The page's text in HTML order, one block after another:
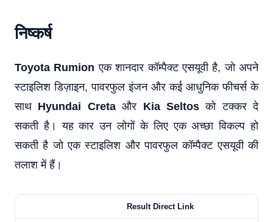
निष्कर्ष
Toyota Rumion एक शानदार कॉम्पैक्ट एसयूवी है, जो अपने
स्टाइलिश डिज़ाइन, पावरफुल इंजन और कई आधुनिक फीचर्स के
साथ Hyundai Cretaऔर Kia Seltosको टक्कर दे
सकती है। यह कार उन लोगों के लिए एक अच्छा विकल्प हो
सकती है जो एक स्टाइलिश और पावरफुल कॉम्पैक्ट एसयूवी की
तलाश में हैं।
Result Direct Link